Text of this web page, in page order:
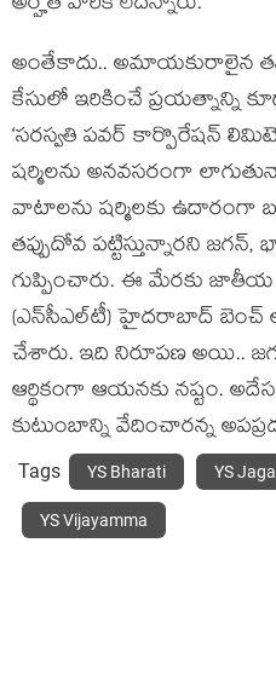
అంతేకాదు.. అమాయ‌కురాలైన త‌న
కేసులో ఇరికించే ప్ర‌య‌త్నాన్ని
‘సరస్వతి పవర్‌ కార్పొరేషన్‌
షర్మిలను అనవసరంగా
వాటాల‌ను ష‌ర్మిల‌కు ఉదారంగా
తప్పుదోవ పట్టిస్తున్నారని
గుప్పించారు. ఈ మేర‌కు జాతీయ
(ఎన్‌సీఎల్‌టీ) హైదరాబాద్‌ బెంచ్
చేశారు. ఇది నిరూప‌ణ అయి..
ఆర్థికంగా ఆయ‌న‌కు న‌ష్టం.
కుటుంబాన్ని వేదించార‌న్న
Tags YS Bharati YS
YS Vijayamma